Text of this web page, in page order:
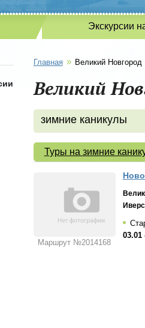
Экскурсии
Главная » Великий Новгород
Великий
зимние каникулы
Туры на зимние
Маршрут №2014168
03.01